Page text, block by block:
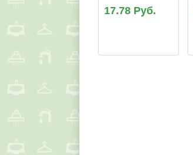
17.78 Руб.